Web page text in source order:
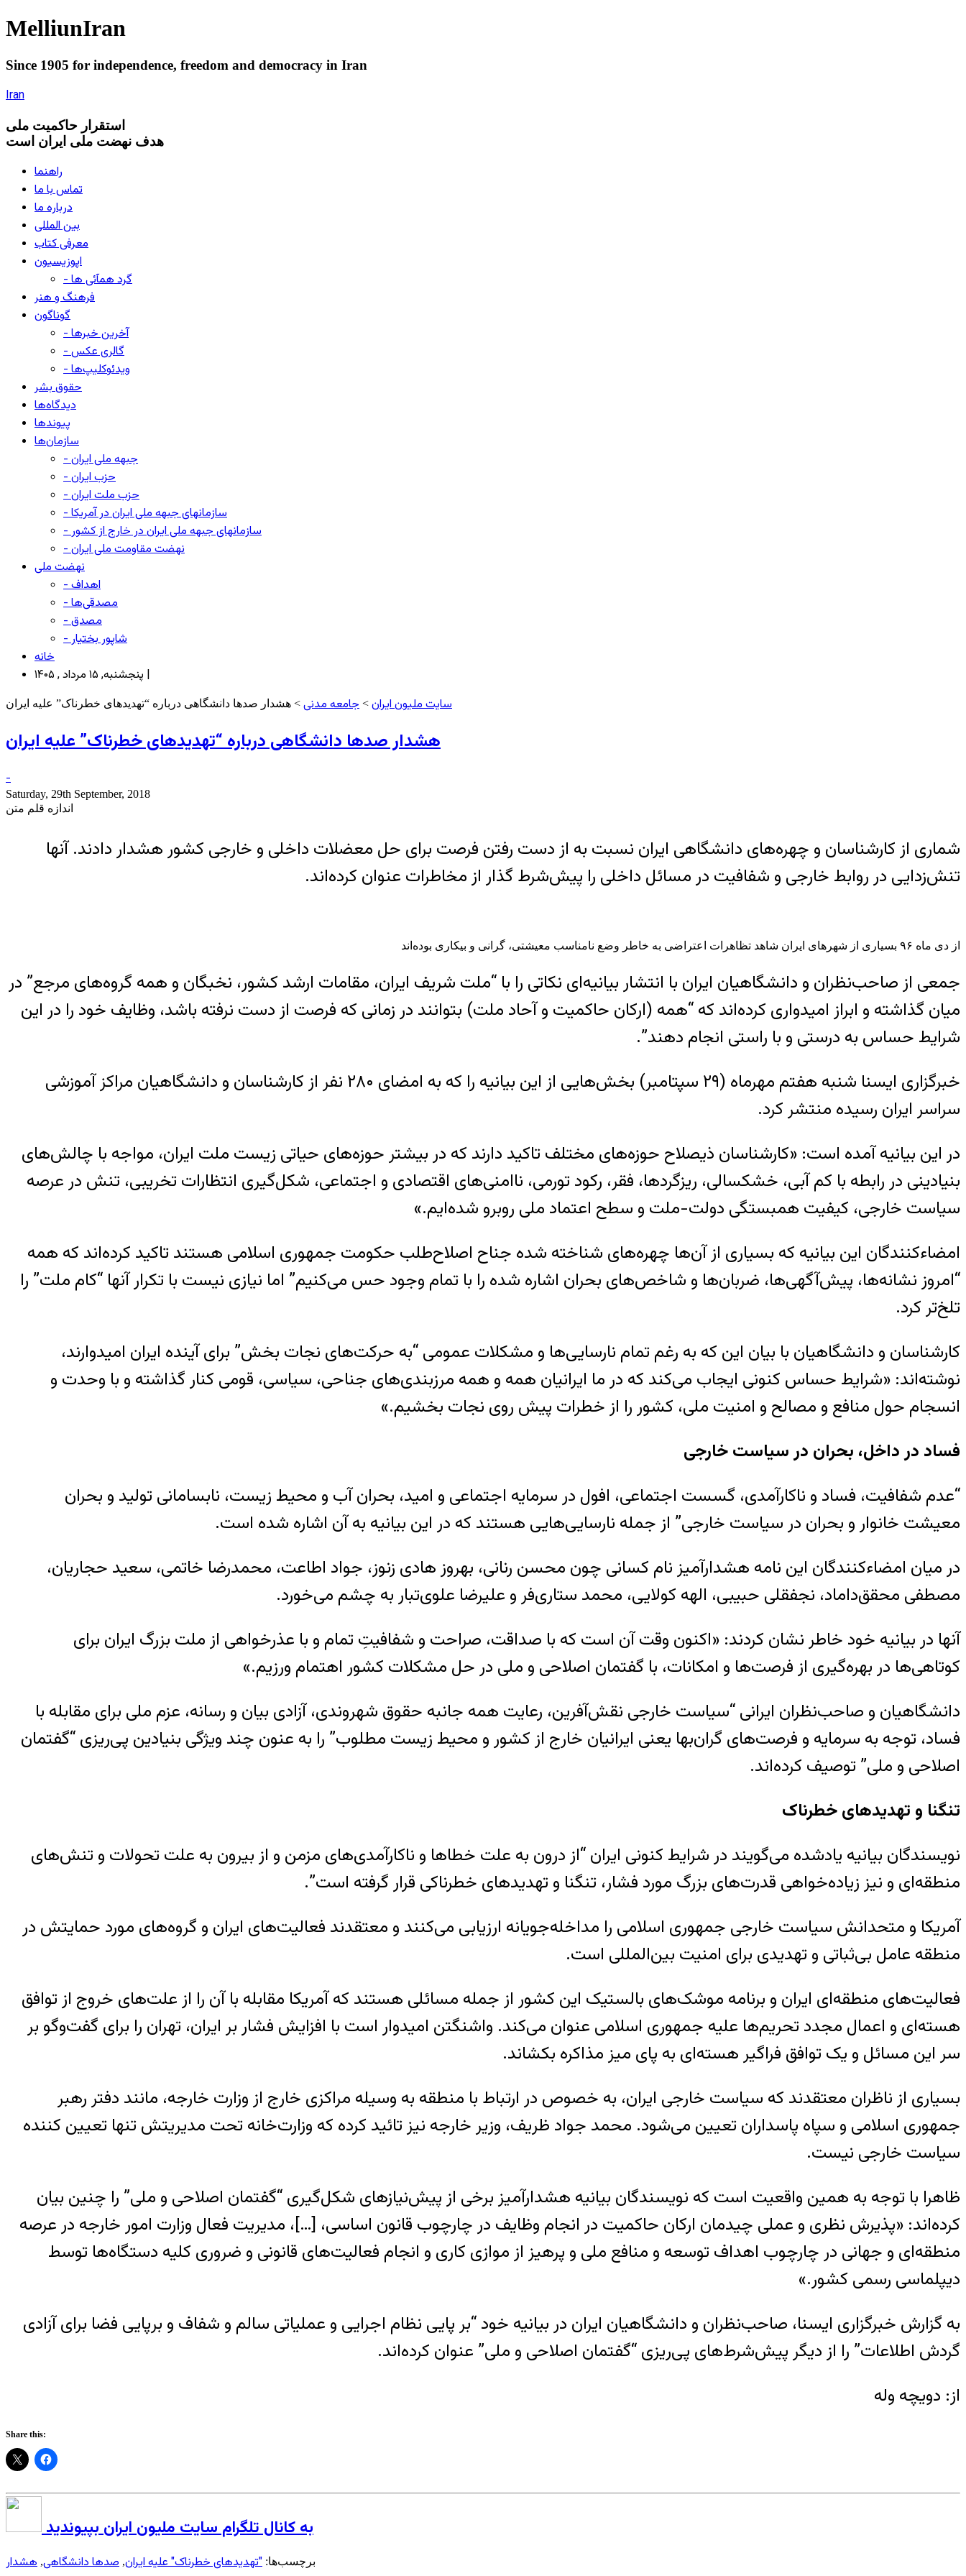
MelliunIran
Since 1905 for independence, freedom and democracy in Iran
Iran
استقرار حاکميت ملی
هدف نهضت ملی ایران است
راهنما
تماس با ما
درباره ما
بین المللی
معرفی کتاب
اپوزیسیون
- گرد همآئی ها
فرهنگ و هنر
گوناگون
- آخرین خبرها
- گالری عکس
- ویدئوکلیپ‌ها
حقوق بشر
دیدگاه‌ها
پیوندها
سازمان‌ها
- جبهه ملی ایران
- حزب ایران
- حزب ملت ایران
- سازمانهای جبهه ملی ایران در آمریکا
- سازمانهای جبهه ملی ایران در خارج از کشور
- نهضت مقاومت ملی ایران
نهضت ملی
- اهداف
- مصدقی‌ها
- مصدق
- شاپور بختیار
خانه
پنجشنبه, ۱۵ مرداد , ۱۴۰۵ |
سایت ملیون ایران > جامعه مدنی > هشدار صدها دانشگاهی درباره “تهدیدهای خطرناک” علیه ایران
هشدار صدها دانشگاهی درباره “تهدیدهای خطرناک” علیه ایران
-
Saturday, 29th September, 2018
اندازه قلم متن
شماری از کارشناسان و چهره‌های دانشگاهی ایران نسبت به از دست رفتن فرصت برای حل معضلات داخلی و خارجی کشور هشدار دادند. آنها
تنش‌زدایی در روابط خارجی و شفافیت در مسائل داخلی را پیش‌شرط گذار از مخاطرات عنوان کرده‌اند.
از دی ماه ۹۶ بسیاری از شهرهای ایران شاهد تظاهرات اعتراضی به خاطر وضع نامناسب معیشتی، گرانی و بیکاری بوده‌اند
جمعی از صاحب‌نظران و دانشگاهیان ایران با انتشار بیانیه‌ای نکاتی را با “ملت شریف ایران، مقامات ارشد کشور، نخبگان و همه گروه‌های مرجع” در
میان گذاشته و ابراز امیدواری کرده‌اند که “همه (ارکان حاکمیت و آحاد ملت) بتوانند در زمانی که فرصت از دست نرفته باشد، وظایف خود را در این
شرایط حساس به درستی و با راستی انجام دهند”.
خبرگزاری ایسنا شنبه هفتم مهرماه (۲۹ سپتامبر) بخش‌هایی از این بیانیه را که به امضای ۲۸۰ نفر از کارشناسان و دانشگاهیان مراکز آموزشی
سراسر ایران رسیده منتشر کرد.
در این بیانیه آمده است: «کارشناسان ذیصلاح حوزه‌های مختلف تاکید دارند که در بیشتر حوزه‌های حیاتی زیست ملت ایران، مواجه با چالش‌های
بنیادینی در رابطه با کم آبی، خشکسالی، ریزگردها، فقر، رکود تورمی، ناامنی‌های اقتصادی و اجتماعی، شکل‌گیری انتظارات تخریبی، تنش در عرصه
سیاست خارجی، کیفیت همبستگی دولت-ملت و سطح اعتماد ملی روبرو شده‌ایم.»
امضاءکنندگان این بیانیه که بسیاری از آن‌ها چهره‌های شناخته شده جناح اصلاح‌طلب حکومت جمهوری اسلامی هستند تاکید کرده‌اند که همه
“امروز نشانه‌ها، پیش‌آگهی‌ها، ضربان‌ها و شاخص‌های بحران‌ اشاره شده را با تمام وجود حس می‌کنیم” اما نیازی نیست با تکرار آنها “کام ملت” را
تلخ‌تر کرد.
کارشناسان و دانشگاهیان با بیان این که به رغم تمام نارسایی‌ها و مشکلات عمومی “به حرکت‌های نجات بخش” برای آینده ایران امیدوارند،
نوشته‌اند: «شرایط حساس کنونی ایجاب می‌کند که در ما ایرانیان همه و همه مرزبندی‌های جناحی، سیاسی، قومی کنار گذاشته و با وحدت و
انسجام حول منافع و مصالح و امنیت ملی، کشور را از خطرات پیش روی نجات بخشیم.»
فساد در داخل، بحران در سیاست خارجی
“عدم شفافیت، فساد و ناکارآمدی، گسست اجتماعی، افول در سرمایه اجتماعی و امید، بحران آب و محیط زیست، نابسامانی تولید و بحران
معیشت خانوار و بحران در سیاست خارجی” از جمله نارسایی‌هایی هستند که در این بیانیه به آن اشاره شده است.
در میان امضاءکنندگان این نامه هشدارآمیز نام کسانی چون محسن رنانی، بهروز هادی زنوز، جواد اطاعت، محمدرضا خاتمی، سعید حجاریان،
مصطفی محقق‌داماد، نجفقلی حبیبی، الهه کولایی، محمد ستاری‌فر و علیرضا علوی‌تبار به چشم می‌خورد.
آنها در بیانیه خود خاطر نشان کردند: «اکنون وقت آن است که با صداقت، صراحت و شفافیتِ تمام و با عذرخواهی از ملت بزرگ ایران برای
کوتاهی‌ها در بهره‌گیری از فرصت‌ها و امکانات، با گفتمان اصلاحی و ملی در حل مشکلات کشور اهتمام ورزیم.»
دانشگاهیان و صاحب‌نظران ایرانی “سیاست خارجی نقش‌آفرین، رعایت همه جانبه حقوق شهروندی، آزادی بیان و رسانه، عزم ملی برای مقابله با
فساد، توجه به سرمایه و فرصت‌های گران‌بها یعنی ایرانیان خارج از کشور و محیط زیست مطلوب” را به عنون چند ویژگی بنیادین پی‌ریزی “گفتمان
اصلاحی و ملی” توصیف کرده‌اند.
تنگنا و تهدیدهای خطرناک
نویسندگان بیانیه یادشده می‌گویند در شرایط کنونی ایران “از درون به علت خطاها و ناکارآمدی‌های مزمن و از بیرون به علت تحولات و تنش‌های
منطقه‌ای و نیز زیاده‌خواهی قدرت‌های بزرگ مورد فشار، تنگنا و تهدیدهای خطرناکی قرار گرفته است”.
آمریکا و متحدانش سیاست خارجی جمهوری اسلامی را مداخله‌جویانه ارزیابی می‌کنند و معتقدند فعالیت‌های ایران و گروه‌های مورد حمایتش در
منطقه عامل بی‌ثباتی و تهدیدی برای امنیت بین‌المللی است.
فعالیت‌های منطقه‌ای ایران و برنامه موشک‌های بالستیک این کشور از جمله مسائلی هستند که آمریکا مقابله با آن را از علت‌های خروج از توافق
هسته‌ای و اعمال مجدد تحریم‌ها علیه جمهوری اسلامی عنوان می‌کند. واشنگتن امیدوار است با افزایش فشار بر ایران، تهران را برای گفت‌وگو بر
سر این مسائل و یک توافق فراگیر هسته‌ای به پای میز مذاکره بکشاند.
بسیاری از ناظران معتقدند که سیاست خارجی ایران، به خصوص در ارتباط با منطقه به وسیله مراکزی خارج از وزارت خارجه، مانند دفتر رهبر
جمهوری اسلامی و سپاه پاسداران تعیین می‌شود. محمد جواد ظریف، وزیر خارجه نیز تائید کرده که وزارت‌خانه تحت مدیریتش تنها تعیین کننده
سیاست خارجی نیست.
ظاهرا با توجه به همین واقعیت است که نویسندگان بیانیه هشدارآمیز برخی از پیش‌نیازهای شکل‌گیری “گفتمان اصلاحی و ملی” را چنین بیان
کرده‌اند: «پذیرش نظری و عملی چیدمان ارکان حاکمیت در انجام وظایف در چارچوب قانون اساسی، […]، مدیریت فعال وزارت امور خارجه در عرصه
منطقه‌ای و جهانی در چارچوب اهداف توسعه و منافع ملی و پرهیز از موازی کاری و انجام فعالیت‌های قانونی و ضروری کلیه دستگاه‌ها توسط
دیپلماسی رسمی کشور.»
به گزارش خبرگزاری ایسنا، صاحب‌نظران و دانشگاهیان ایران در بیانیه خود “بر پایی نظام اجرایی و عملیاتی سالم و شفاف و برپایی فضا برای آزادی
گردش اطلاعات” را از دیگر پیش‌شرط‌های پی‌ریزی “گفتمان اصلاحی و ملی” عنوان کرده‌اند.
از: دویچه وله
Share this:
به کانال تلگرام سایت ملیون ایران بپیوندید
برچسب‌ها: "تهدیدهای خطرناک" علیه ایران, صدها دانشگاهی, هشدار